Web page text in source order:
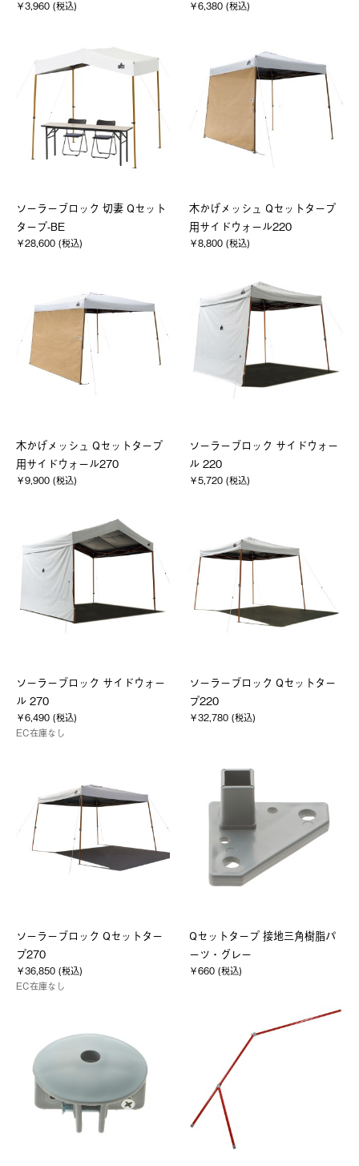
￥3,960 (税込) ￥6,380 (税込)
ソーラーブロック 切妻 Qセット
タープ-BE
￥28,600 (税込)
木かげメッシュ Qセットタープ
用サイドウォール220
￥8,800 (税込)
木かげメッシュ Qセットタープ
用サイドウォール270
￥9,900 (税込)
ソーラーブロック サイドウォー
ル 220
￥5,720 (税込)
ソーラーブロック サイドウォー
ル 270
￥6,490 (税込)
EC在庫なし
ソーラーブロック Qセットター
プ220
￥32,780 (税込)
ソーラーブロック Qセットター
プ270
￥36,850 (税込)
EC在庫なし
Qセットタープ 接地三角樹脂パ
ーツ・グレー
￥660 (税込)